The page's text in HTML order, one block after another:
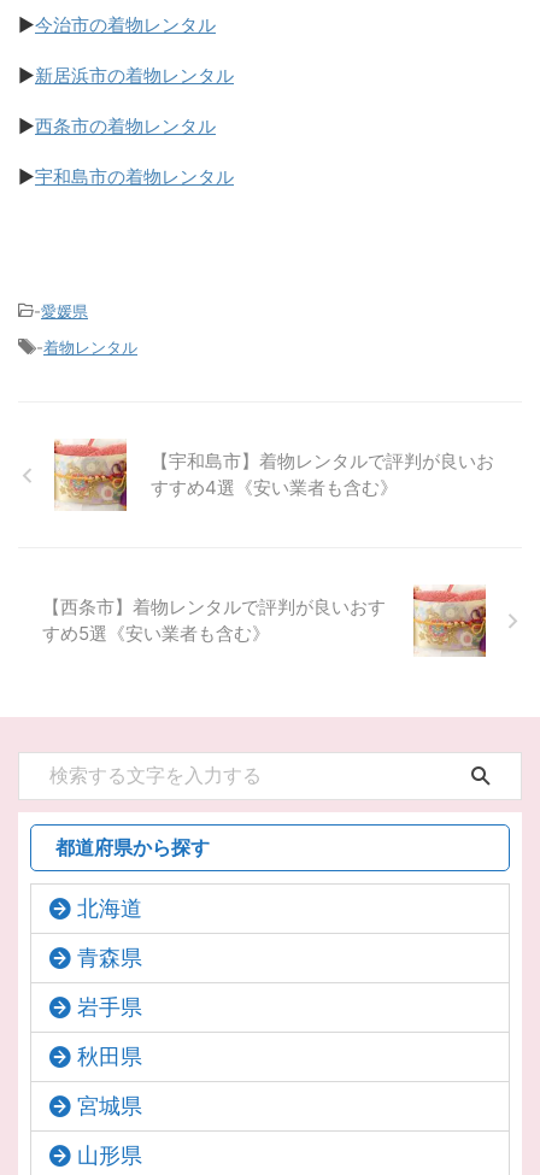
▶今治市の着物レンタル
▶新居浜市の着物レンタル
▶西条市の着物レンタル
▶宇和島市の着物レンタル
-愛媛県
-着物レンタル
【宇和島市】着物レンタルで評判が良いお
すすめ4選《安い業者も含む》
【西条市】着物レンタルで評判が良いおす
すめ5選《安い業者も含む》
都道府県から探す
北海道
青森県
岩手県
秋田県
宮城県
山形県